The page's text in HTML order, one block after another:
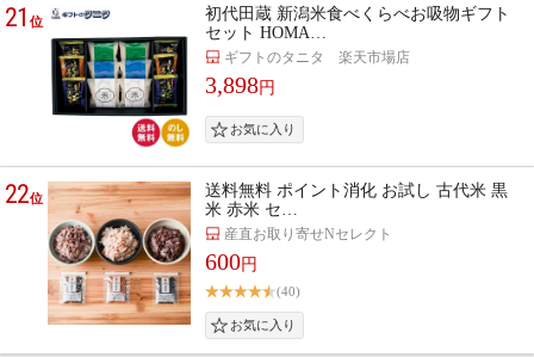
21位
初代田蔵 新潟米食べくらべお吸物ギフト
セット HOMA…
ギフトのタニタ 楽天市場店
3,898円
22位
送料無料 ポイント消化 お試し 古代米 黒
米 赤米 セ…
産直お取り寄せNセレクト
600円
(40)